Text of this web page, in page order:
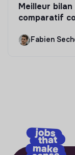
Meilleur
comparatif
Fabien